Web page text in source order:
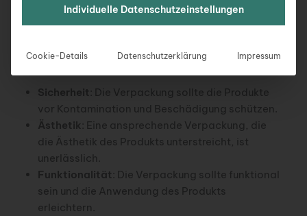
eine besondere Sorgfalt, um sicherzustellen, dass
die Produkte sicher, hygienisch und ansprechend
Aspekte, die Du beachten solltest:
Sicherheit : Die Verpackung sollte die Produkte
vor Kontamination und Beschädigung schützen.
Ästhetik : Eine ansprechende Verpackung, die
die Ästhetik des Produkts unterstreicht, ist
unerlässlich.
Funktionalität : Die Verpackung sollte funktional
sein und die Anwendung des Produkts
erleichtern.
Individuelle Datenschutzeinstellungen
Cookie-Details Datenschutzerklärung Impressum